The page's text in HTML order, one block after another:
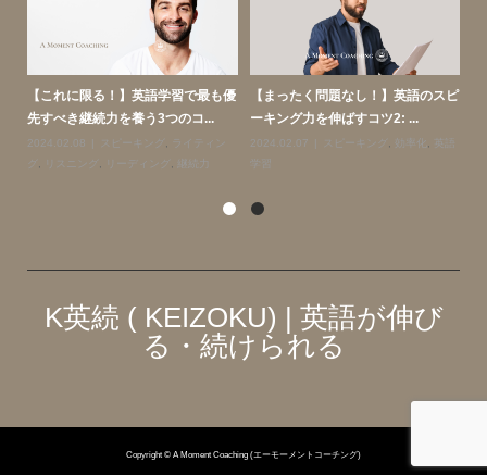
【これに限る！】英語学習で最も優
先すべき継続力を養う3つのコ...
2024.02.08 スピーキング
ライティン
リスニング リーディング 継続力
【まったく問題なし！】英語のスピ
ーキング力を伸ばすコツ2: ...
2024.02.07 スピーキング 効率化
英語
学習
K英続 ( KEIZOKU) | 英語が伸び
る・続けられる
Copyright © A Moment Coaching (エーモーメントコーチング)